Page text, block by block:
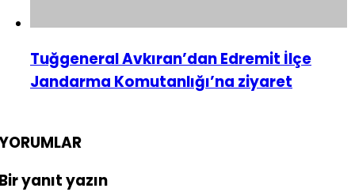
Tuğgeneral Avkıran’dan Edremit İlçe
Jandarma Komutanlığı’na ziyaret
yanıt yazın